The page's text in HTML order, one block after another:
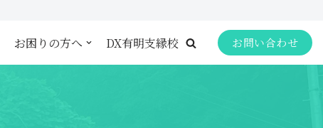
お困りの方へ DX有明支縁校 お問い合わせ